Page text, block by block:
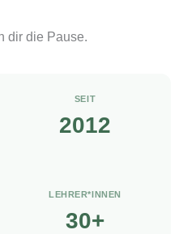
dir die Pause.
SEIT
2012
LEHRER*INNEN
30+